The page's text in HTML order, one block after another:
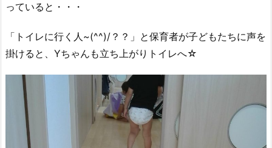
っていると・・・
「トイレに行く人~(^^)/？？」と保育者が子どもたちに声を
掛けると、Yちゃんも立ち上がりトイレへ☆